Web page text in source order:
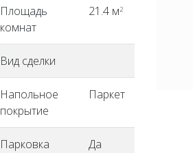
Площадь
комнат
21.4 м2
Вид сделки
Напольное
покрытие
Паркет
Парковка Да